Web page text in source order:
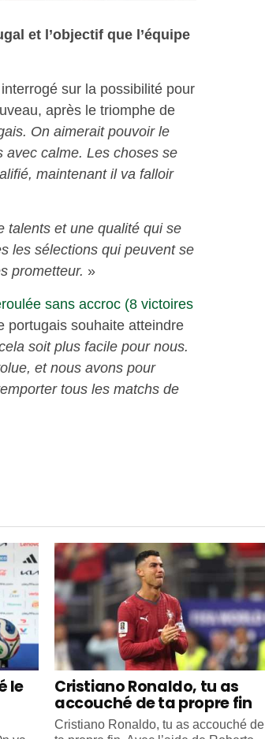
et l’objectif que l’équipe
sur la possibilité pour
après le triomphe de
On aimerait pouvoir le
avec calme. Les choses se
maintenant il va falloir
talents et une qualité qui se
les sélections qui peuvent se
prometteur. »
sans accroc (8 victoires
portugais souhaite atteindre
soit plus facile pour nous.
et nous avons pour
tous les matchs de
le Cristiano Ronaldo, tu as
accouché de ta propre fin
Cristiano Ronaldo, tu as accouché de